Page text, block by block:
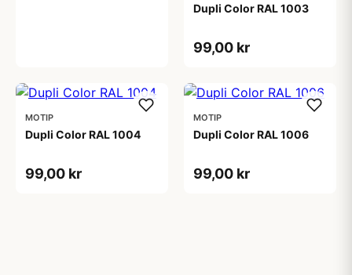
Dupli Color RAL 1003
99,00 kr
MOTIP
Dupli Color RAL 1004
99,00 kr
MOTIP
Dupli Color RAL 1006
99,00 kr